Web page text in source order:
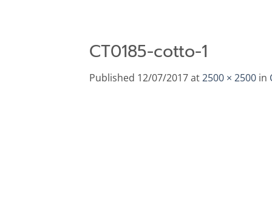
CT0185-cotto-1
Published 12/07/2017at2500 × 2500 in